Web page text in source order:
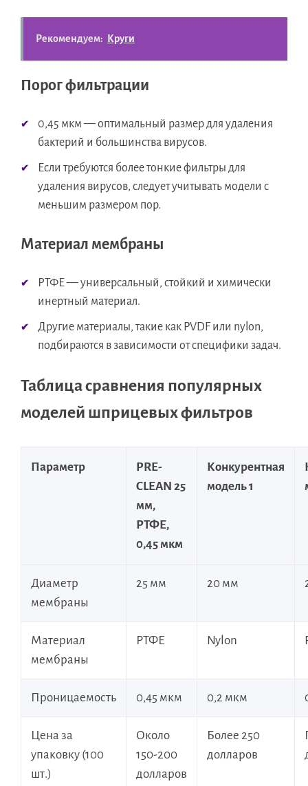
Рекомендуем: Круги
Порог фильтрации
0,45 мкм — оптимальный размер для удаления
бактерий и большинства вирусов.
Если требуются более тонкие фильтры для
удаления вирусов, следует учитывать модели с
меньшим размером пор.
Материал мембраны
РТФЕ — универсальный, стойкий и химически
инертный материал.
Другие материалы, такие как PVDF или nylon,
подбираются в зависимости от специфики задач.
Таблица сравнения популярных
моделей шприцевых фильтров
Параметр
PRE-
CLEAN 25
мм,
РТФЕ,
0,45 мкм
Конкурентная
модель 1
Диаметр
мембраны
25 мм 20 мм
Материал
мембраны
РТФЕ Nylon
Проницаемость 0,45 мкм 0,2 мкм
Цена за
упаковку (100
шт.)
Около
150-200
долларов
Более 250
долларов